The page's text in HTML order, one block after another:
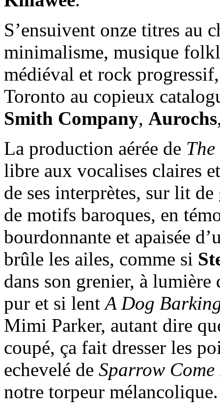
S’ensuivent onze titres au
minimalisme, musique
médiéval et rock
Toronto au copieux
Smith Company, Aurochs
La production aérée de
libre aux vocalises claires
de ses interprètes, sur lit
de motifs baroques, en
bourdonnante et apaisée
brûle les ailes, comme si
dans son grenier, à lumière
pur et si lent A Dog
Mimi Parker, autant dire
coupé, ça fait dresser les
echevelé de Sparrow
notre torpeur mélancolique.